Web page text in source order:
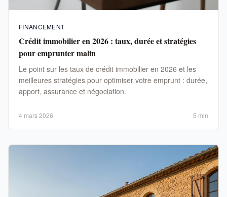
FINANCEMENT
Crédit immobilier en 2026 : taux, durée et stratégies
pour emprunter malin
Le point sur les taux de crédit immobilier en 2026 et les
meilleures stratégies pour optimiser votre emprunt : durée,
apport, assurance et négociation.
4 mars 2026 5 min